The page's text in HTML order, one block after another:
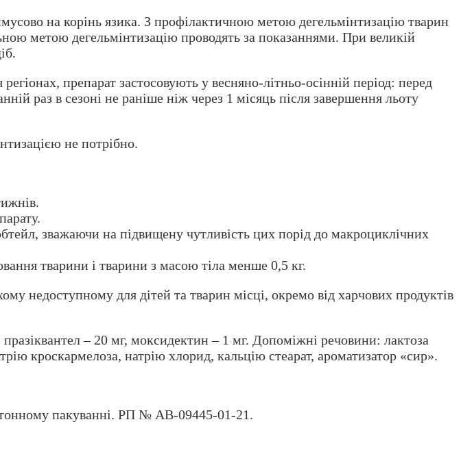
на корінь язика. З профілактичною метою дегельмінтизацію тварин
метою дегельмінтизацію проводять за показаннями. При великій
препарат застосовують у весняно-літньо-осінній період: перед
раз в сезоні не раніше ніж через 1 місяць після завершення льоту
не потрібно.
зважаючи на підвищену чутливість цих порід до макроциклічних
тварини і тварини з масою тіла менше 0,5 кг.
недоступному для дітей та тварин місці, окремо від харчових продуктів
– 20 мг, моксидектин – 1 мг. Допоміжні речовини: лактоза
кроскармелоза, натрію хлорид, кальцію стеарат, ароматизатор «сир».
пакуванні. РП № АВ-09445-01-21.